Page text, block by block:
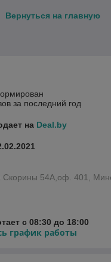
Вернуться на главную
за последний год
на Deal.by
Скорины 54А,оф. 401,
с 08:30 до 18:00
график работы